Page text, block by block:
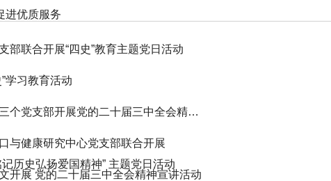
进优质服务
部联合开展“四史”教育主题党日活动
学习教育活动
党委委员、副院长罗湘在三个党支部开展党的二十届三中全会精神宣讲
与健康研究中心党支部联合开展
历史弘扬爱国精神” 主题党日活动
开展 党的二十届三中全会精神宣讲活动